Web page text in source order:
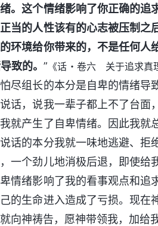
。这个情绪影响了你正确的
当的人性该有的心志被压制之
环境给你带来的，不是任何
致的。” 《话・卷六 关于追求真
尽组长的本分是自卑的情绪
话，说我一辈子都上不了台
就产生了自卑情绪。因此我
话的本分我就一味地逃避、
一个劲儿地消极后退，即使
情绪影响了我的看事观点和
的生命进入造成了亏损。现
向神祷告，愿神带领我，加给